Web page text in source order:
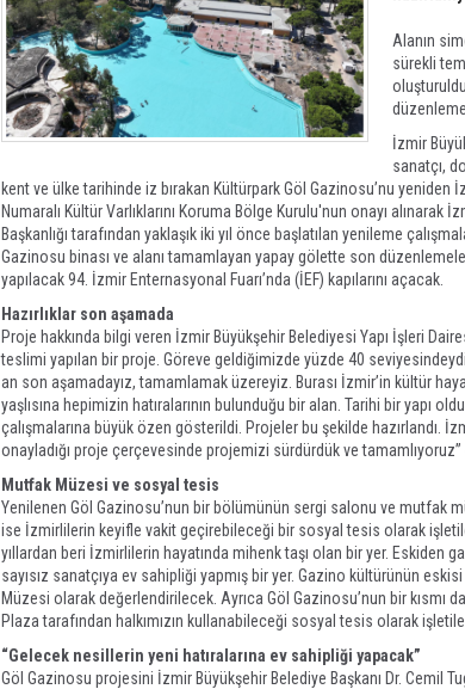
Alanın
sürekli
İzmir
sanatçı,
kent ve ülke tarihinde iz bırakan Kültürpark Göl Gazinosu’nu yeniden
Numaralı Kültür Varlıklarını Koruma Bölge Kurulu'nun onayı alınarak
Başkanlığı tarafından yaklaşık iki yıl önce başlatılan yenileme
Gazinosu binası ve alanı tamamlayan yapay gölette son
yapılacak 94. İzmir Enternasyonal Fuarı’nda (İEF) kapılarını açacak.
Hazırlıklar son aşamada
Proje hakkında bilgi veren İzmir Büyükşehir Belediyesi Yapı İşleri
teslimi yapılan bir proje. Göreve geldiğimizde yüzde 40
an son aşamadayız, tamamlamak üzereyiz. Burası İzmir’in kültür
yaşlısına hepimizin hatıralarının bulunduğu bir alan. Tarihi bir yapı
çalışmalarına büyük özen gösterildi. Projeler bu şekilde hazırlandı.
onayladığı proje çerçevesinde projemizi sürdürdük ve tamamlıyoruz”
Mutfak Müzesi ve sosyal tesis
Yenilenen Göl Gazinosu’nun bir bölümünün sergi salonu ve mutfak
ise İzmirlilerin keyifle vakit geçirebileceği bir sosyal tesis olarak
yıllardan beri İzmirlilerin hayatında mihenk taşı olan bir yer. Eskiden
sayısız sanatçıya ev sahipliği yapmış bir yer. Gazino kültürünün
Müzesi olarak değerlendirilecek. Ayrıca Göl Gazinosu’nun bir kısmı
Plaza tarafından halkımızın kullanabileceği sosyal tesis olarak
“Gelecek nesillerin yeni hatıralarına ev sahipliği yapacak”
Göl Gazinosu projesini İzmir Büyükşehir Belediye Başkanı Dr. Cemil